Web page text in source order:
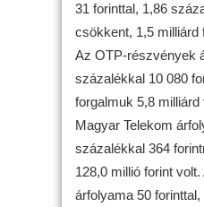
31 forinttal, 1,86
csökkent, 1,5 milliárd
Az OTP-részvények
százalékkal 10 080
forgalmuk 5,8 milliárd
Magyar Telekom
százalékkal 364
128,0 millió forint
árfolyama 50